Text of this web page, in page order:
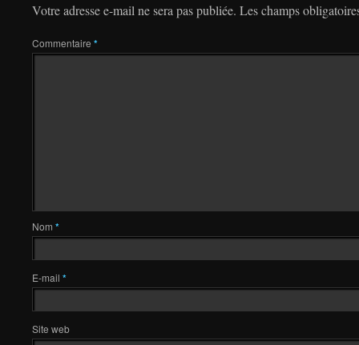
Votre adresse e-mail ne sera pas publiée. Les champs
Commentaire *
Nom *
E-mail *
Site web